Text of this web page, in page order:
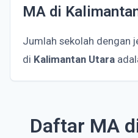
MA di
Jumlah sekolah dengan
di Kalimantan Utara
Daftar MA